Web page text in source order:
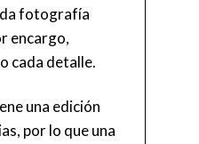
fotografía
encargo,
cada detalle.
una edición
por lo que una